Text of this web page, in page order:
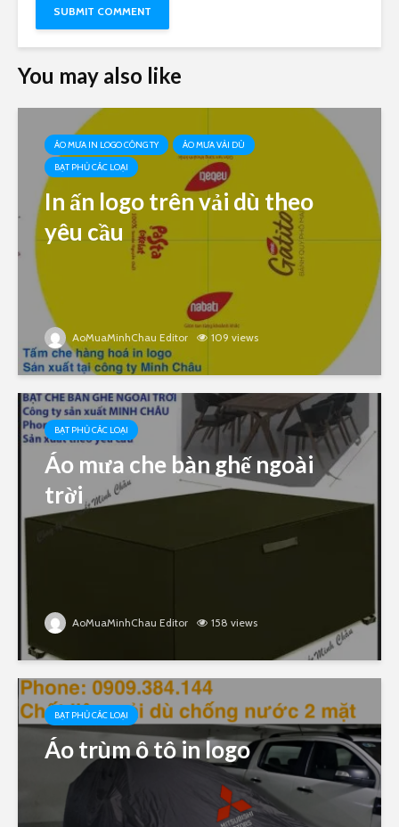
You may also like
ÁO MƯA IN LOGO CÔNG TY
ÁO MƯA VẢI DÙ
BẠT PHỦ CÁC LOẠI
In ấn logo trên vải dù theo
yêu cầu
AoMuaMinhChau Editor 109 views
BẠT PHỦ CÁC LOẠI
Áo mưa che bàn ghế ngoài
trời
AoMuaMinhChau Editor 158 views
BẠT PHỦ CÁC LOẠI
Áo trùm ô tô in logo